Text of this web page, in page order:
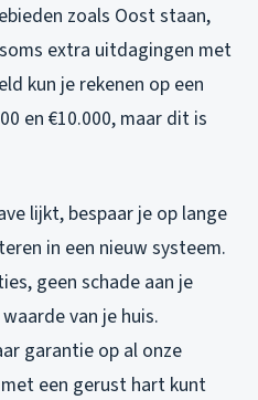
zoals Oost staan,
extra uitdagingen met
kun je rekenen op een
en €10.000, maar dit is
lijkt, bespaar je op lange
in een nieuw systeem.
geen schade aan je
van je huis.
garantie op al onze
een gerust hart kunt